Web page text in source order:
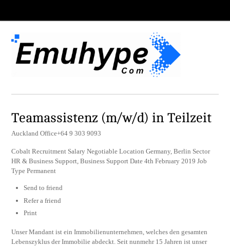
Teamassistenz (m/w/d) in Teilzeit
Auckland Office+64 9 303 9093
Cobalt Recruitment Salary Negotiable Location Germany, Berlin Sector
HR & Business Support, Business Support Date 4th February 2019 Job
Type Permanent
Send to friend
Refer a friend
Print
Unser Mandant ist ein Immobilienunternehmen, welches den gesamten
Lebenszyklus der Immobilie abdeckt. Seit nunmehr 15 Jahren ist unser